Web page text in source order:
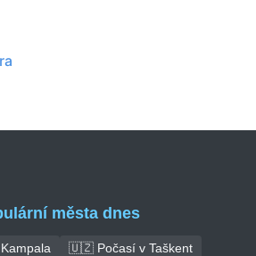
města dnes
🇺🇿 Počasí v Taškent